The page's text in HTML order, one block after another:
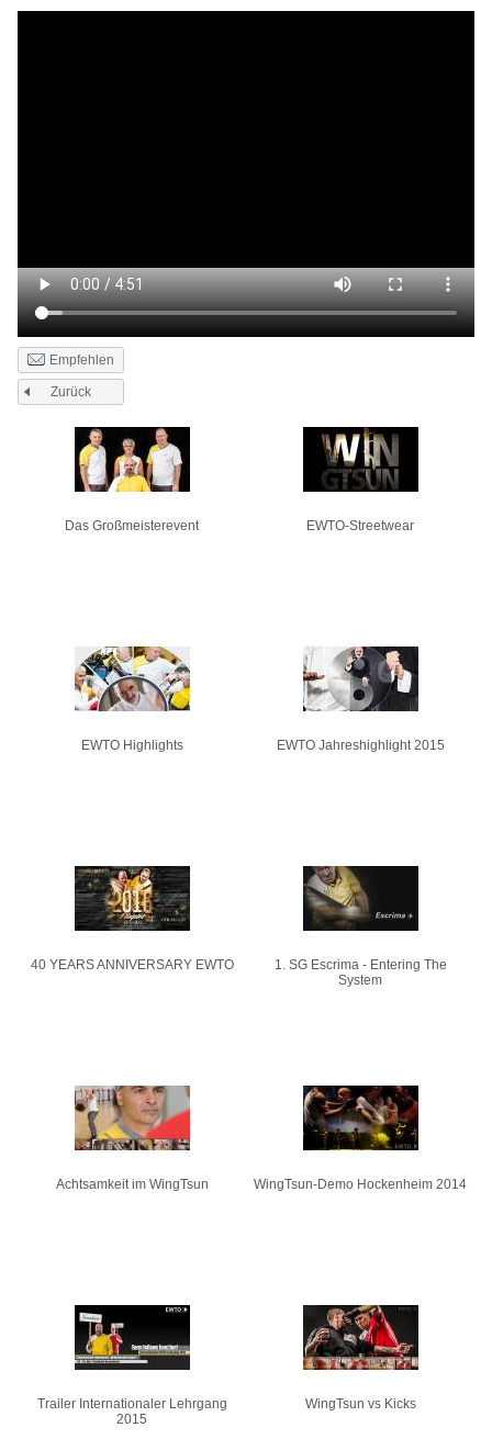
Empfehlen
Zurück
Das Großmeisterevent EWTO-Streetwear
EWTO Highlights EWTO Jahreshighlight 2015
40 YEARS ANNIVERSARY EWTO
1. SG Escrima - Entering The
System
Achtsamkeit im WingTsun WingTsun-Demo Hockenheim 2014
Trailer Internationaler Lehrgang
2015
WingTsun vs Kicks
Seiten